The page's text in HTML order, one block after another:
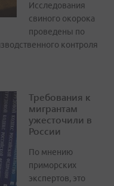
Исследования
свиного окорока
проведены по
контроля
Требования к
мигрантам
ужесточили в
России
По мнению
приморских
экспертов, это